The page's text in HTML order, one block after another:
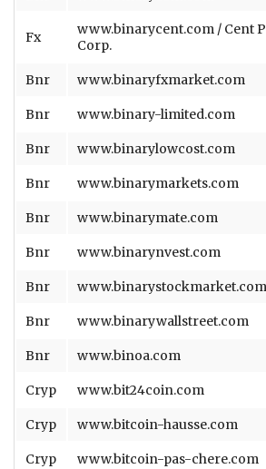
Fx
www.binarycent.com / Cent
Corp.
Bnr www.binaryfxmarket.com
Bnr www.binary-limited.com
Bnr www.binarylowcost.com
Bnr www.binarymarkets.com
Bnr www.binarymate.com
Bnr www.binarynvest.com
Bnr www.binarystockmarket.com
Bnr www.binarywallstreet.com
Bnr www.binoa.com
Cryp www.bit24coin.com
Cryp www.bitcoin-hausse.com
Cryp www.bitcoin-pas-chere.com